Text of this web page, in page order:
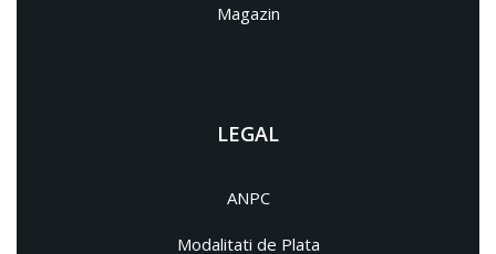
Magazin
LEGAL
ANPC
Modalitati de Plata